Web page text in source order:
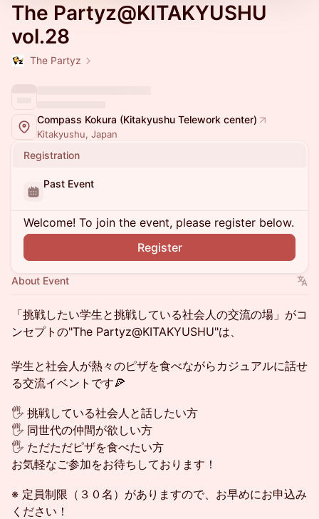
The Partyz@KITAKYUSHU
vol.28
The Partyz
Compass Kokura (Kitakyushu Telework center)
Kitakyushu, Japan
Registration
Past Event
Welcome! To join the event, please register below.
Register
About Event
「挑戦したい学生と挑戦している社会人の交流の場」がコ
ンセプトの"The Partyz@KITAKYUSHU"は、
学生と社会人が熱々のピザを食べながらカジュアルに話せ
る交流イベントです🍕
🖐️ 挑戦している社会人と話したい方
🖐️ 同世代の仲間が欲しい方
🖐️ ただただピザを食べたい方
お気軽なご参加をお待ちしております！
※ 定員制限（３０名）がありますので、お早めにお申込み
ください！